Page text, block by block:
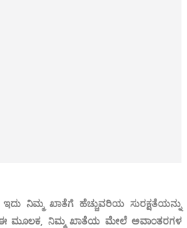
ಇದು ನಿಮ್ಮ ಖಾತೆಗೆ ಹೆಚ್ಚುವರಿಯ ಸುರಕ್ಷತೆಯನ್ನು
ಈ ಮೂಲಕ, ನಿಮ್ಮ ಖಾತೆಯ ಮೇಲೆ ಅವಾಂತರಗಳ